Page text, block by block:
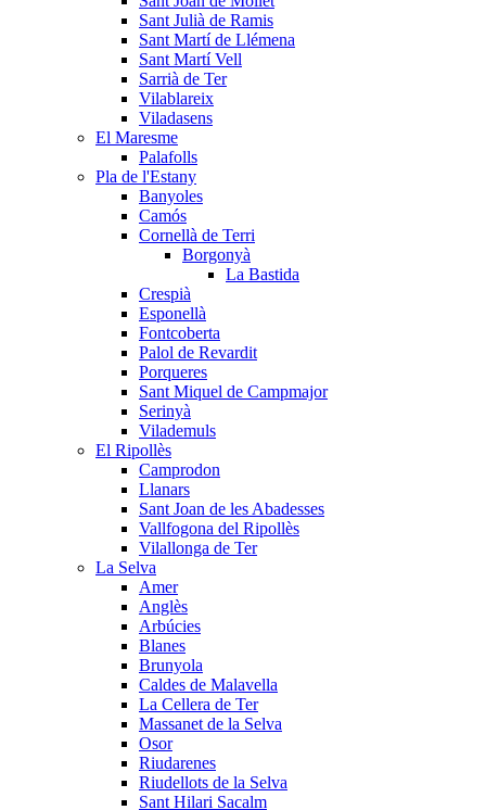
Sant Julià de Ramis
Sant Martí de Llémena
Sant Martí Vell
Sarrià de Ter
Vilablareix
Viladasens
El Maresme
Palafolls
Pla de l'Estany
Banyoles
Camós
Cornellà de Terri
Borgonyà
La Bastida
Crespià
Esponellà
Fontcoberta
Palol de Revardit
Porqueres
Sant Miquel de Campmajor
Serinyà
Vilademuls
El Ripollès
Camprodon
Llanars
Sant Joan de les Abadesses
Vallfogona del Ripollès
Vilallonga de Ter
La Selva
Amer
Anglès
Arbúcies
Blanes
Brunyola
Caldes de Malavella
La Cellera de Ter
Massanet de la Selva
Osor
Riudarenes
Riudellots de la Selva
Sant Hilari Sacalm